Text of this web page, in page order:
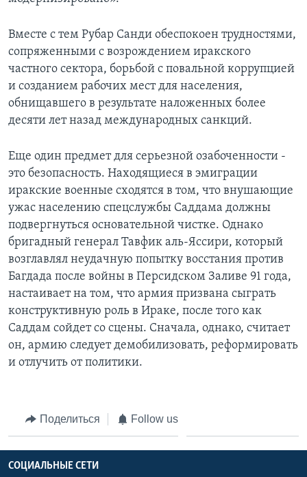
Вместе с тем Рубар Санди обеспокоен трудностями,
сопряженными с возрождением иракского
частного сектора, борьбой с повальной коррупцией
и созданием рабочих мест для населения,
обнищавшего в результате наложенных более
десяти лет назад международных санкций.
Еще один предмет для серьезной озабоченности -
это безопасность. Находящиеся в эмиграции
иракские военные сходятся в том, что внушающие
ужас населению спецслужбы Саддама должны
подвергнуться основательной чистке. Однако
бригадный генерал Тавфик аль-Яссири, который
возглавлял неудачную попытку восстания против
Багдада после войны в Персидском Заливе 91 года,
настаивает на том, что армия призвана сыграть
конструктивную роль в Ираке, после того как
Саддам сойдет со сцены. Сначала, однако, считает
он, армию следует демобилизовать, реформировать
и отлучить от политики.
Поделиться Follow us
СОЦИАЛЬНЫЕ СЕТИ